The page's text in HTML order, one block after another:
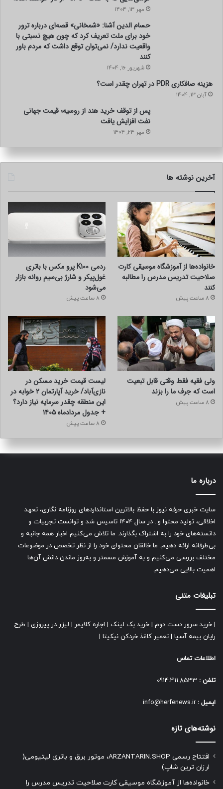
مهر 13, 1404
حسام الدین آشنا: «شمخانی» قصه‌ای درباره ترور
خود برای ملت تعریف کرد که چون هیچ نسبتی با
واقعیت ندارد/ نمی‌توان توقع داشت که مردم باور
کنند
شهریور 16, 1404
هزینه صافکاری PDR در تهران چقدر است؟
آبان 13, 1404
پس از توقف خرید هند از روسیه؛ قیمت جهانی
نفت افزایش یافت
مهر 24, 1404
آخرین نوشته ها
خانواده‌ها از آموزشگاه موسیقی کارت
صلاحیت تدریس مدرس را مطالبه
کنند
8 ساعت پیش
ردمی K100 پرو مکس با باتری
غول‌پیکر و شارژ بی‌سیم روانه بازار
می‌شود
8 ساعت پیش
ولی فقیه فقط وقتی قابل تبعیت
است که جرف ما را بزند
8 ساعت پیش
لیست قیمت خرید مسکن در
نازی‌آباد/ خرید آپارتمان ۲ خوابه در
این منطقه چقدر سرمایه نیاز دارد؟
+ جدول مردادماه ۱۴۰۵
8 ساعت پیش
درباره ما
سایت خبری حرفه نیوز با حفظ بالاترین استانداردهای روزنامه نگاری، تعهد
اخلاقی، تولید محتوا و.. در سال ۱۴۰۴ تاسیس شد و توانست تجربیات و
دانسته‌های خود را به اشتراک بگذارند. ما تلاش می‌کنیم اخبار همه جانبه و
بی‌طرفانه ارائه دهیم. ما خالقان محتوای خود را از نظر تخصص در موضوعات
مختلف بررسی می‌کنیم و به آموزش مسمتر و به‌روز ماندن دانش آن‌ها
اهمیت بالایی می‌دهیم.
تبلیغات متنی
| خرید سرور دست دوم | خرید بک لینک | اجاره کلایمر | لیزر در پیروزی | طرح
رایان بیمه آسیا | تعمیر کاغذ خردکن نیکیتا |
اطلاعات تماس
تلفن :
ایمیل : info@herfenews.ir
نوشته‌های تازه
افتتاح رسمی ARZANTARIN.SHOP، موتور برق و باتری لیتیومی(
ارزان ترین شاپ)
خانواده‌ها از آموزشگاه موسیقی کارت صلاحیت تدریس مدرس را